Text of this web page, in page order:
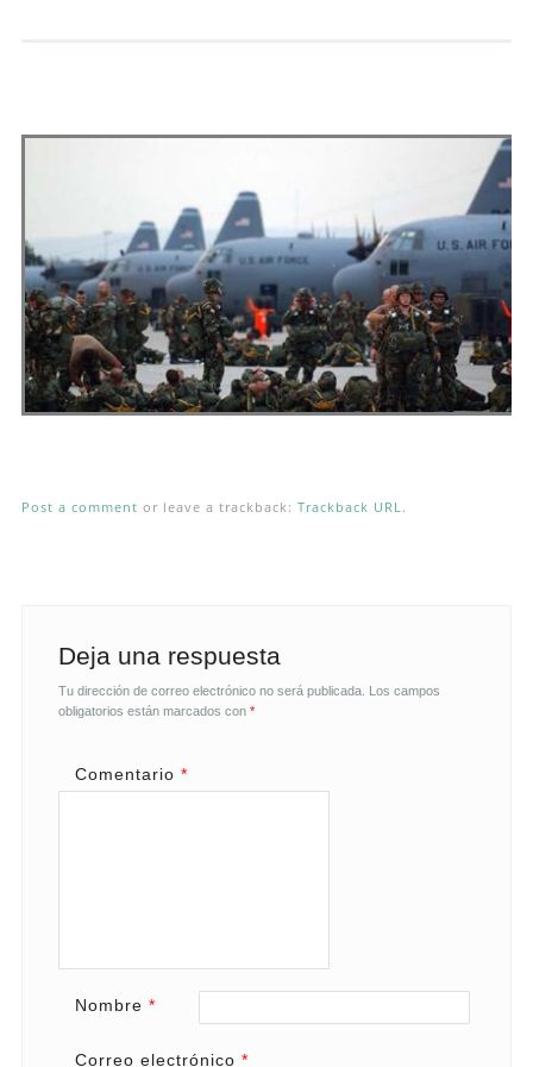
Post a comment or leave a trackback: Trackback URL.
Deja una respuesta
Tu dirección de correo electrónico no será publicada.
Los campos
obligatorios están marcados con *
Comentario *
Nombre *
Correo electrónico *